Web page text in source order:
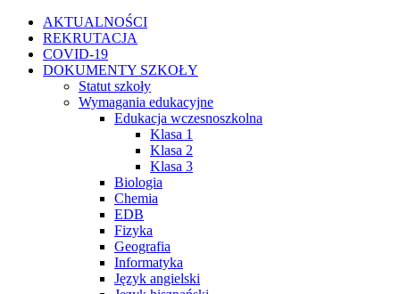
Przejdź
zawartości
Facebook
Instagram
WhatsApp
Twitter
YouTubeAKTUALNOŚCI
REKRUTACJA
COVID-19
DOKUMENTY SZKOŁY
Statut szkoły
Wymagania edukacyjne
Edukacja wczesnoszkolna
Klasa 1
Klasa 2
Klasa 3
Biologia
Chemia
EDB
Fizyka
Geografia
Informatyka
Język angielski